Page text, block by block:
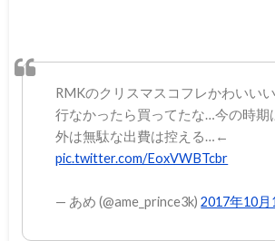
RMKのクリスマスコフレかわいい
行なかったら買ってたな…今の時期
外は無駄な出費は控える…←
pic.twitter.com/EoxVWBTcbr
— あめ (@ame_prince3k)2017年10月